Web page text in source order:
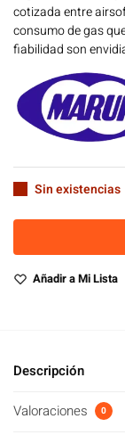
cotizada entre
consumo de gas
fiabilidad son
Sin existencias
Añadir a Mi Lista
Descripción
Valoraciones 0